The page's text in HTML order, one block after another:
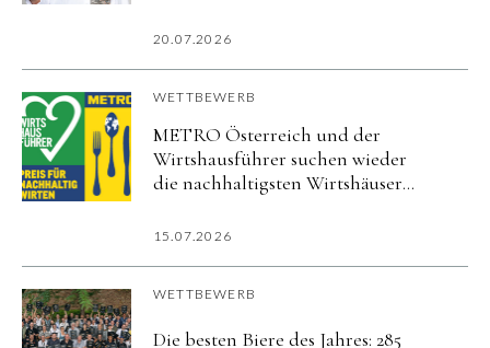
20.07.2026
WETTBEWERB
METRO Österreich und der
Wirtshausführer suchen wieder
die nachhaltigsten Wirtshäuser
15.07.2026
WETTBEWERB
Die besten Biere des Jahres: 285